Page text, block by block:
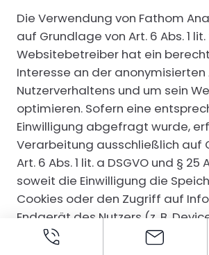
Die Verwendung von Fathom
auf Grundlage von Art. 6 Abs. 1 lit.
Websitebetreiber hat ein
Interesse an der anonymisierten
Nutzerverhaltens und um sein
optimieren. Sofern eine
Einwilligung abgefragt wurde,
Verarbeitung ausschließlich auf
Art. 6 Abs. 1 lit. a DSGVO und § 25
soweit die Einwilligung die
Cookies oder den Zugriff auf
Endgerät des Nutzers (z. B.
Fingerprinting) im Sinne des